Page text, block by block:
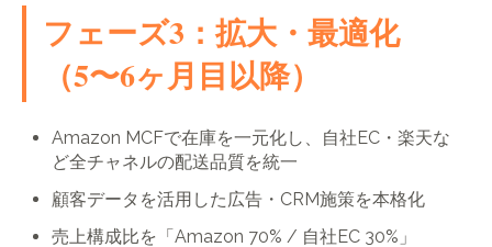
フェーズ3：拡大・最適化
（5〜6ヶ月目以降）
Amazon MCFで在庫を一元化し、自社EC・楽天な
ど全チャネルの配送品質を統一
顧客データを活用した広告・CRM施策を本格化
売上構成比を「Amazon 70% / 自社EC 30%」